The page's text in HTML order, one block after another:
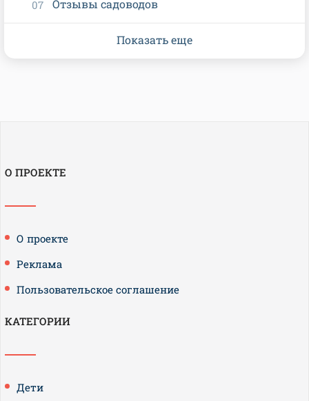
Отзывы садоводов
Показать еще
О ПРОЕКТЕ
О проекте
Реклама
Пользовательское соглашение
КАТЕГОРИИ
Дети